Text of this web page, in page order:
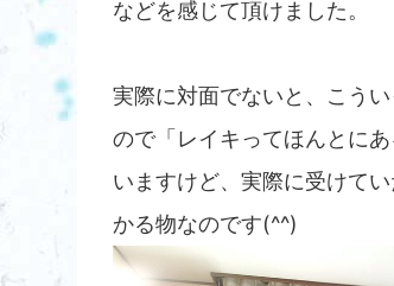
などを感じて頂けました。
実際に対面でないと、こう
ので「レイキってほんとに
いますけど、実際に受けて
かる物なのです(^^)